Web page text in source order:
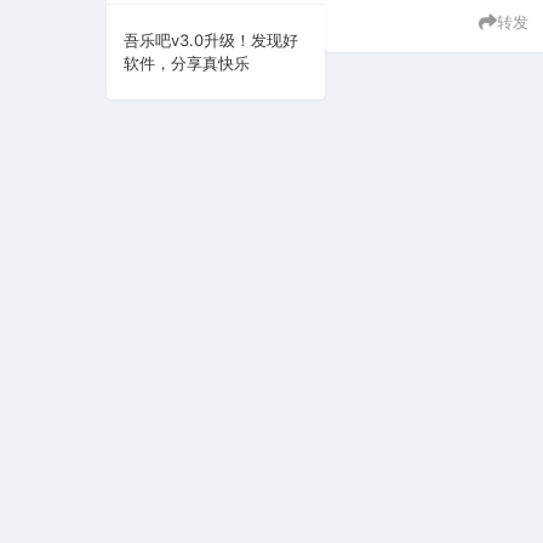
系统下载
吾乐吧v3.0升级！发现好
软件，分享真快乐
转发